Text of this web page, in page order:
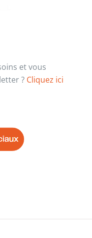
et vous
? Cliquez ici